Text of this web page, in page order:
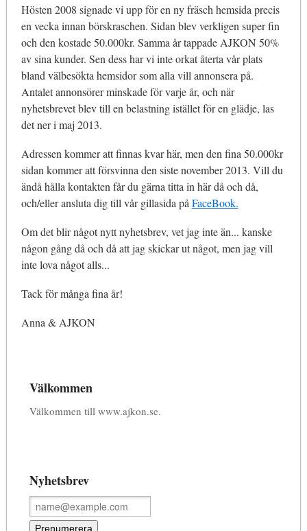
Hösten 2008 signade vi upp för en ny fräsch hemsida precis
en vecka innan börskraschen. Sidan blev verkligen super fin
och den kostade 50.000kr. Samma år tappade AJKON 50%
av sina kunder. Sen dess har vi inte orkat återta vår plats
bland välbesökta hemsidor som alla vill annonsera på.
Antalet annonsörer minskade för varje år, och när
nyhetsbrevet blev till en belastning istället för en glädje, las
det ner i maj 2013.
Adressen kommer att finnas kvar här, men den fina 50.000kr
sidan kommer att försvinna den siste november 2013. Vill du
ändå hålla kontakten får du gärna titta in här då och då,
och/eller ansluta dig till vår gillasida på FaceBook.
Om det blir något nytt nyhetsbrev, vet jag inte än... kanske
någon gång då och då att jag skickar ut något, men jag vill
inte lova något alls...
Tack för många fina år!
Anna & AJKON
Välkommen
Välkommen till www.ajkon.se.
Nyhetsbrev